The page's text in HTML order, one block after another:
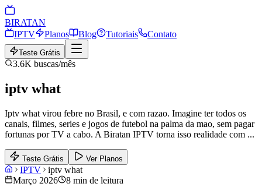
BIRATAN
IPTV
Planos Blog Tutoriais Contato
Teste Grátis
3.6K buscas/mês
iptv what
Iptv what virou febre no Brasil, e com razao. Imagine ter todos os
canais, filmes, series e jogos de futebol na palma da mao, sem pagar
fortunas por TV a cabo. A Biratan IPTV torna isso realidade com ...
Teste Grátis Ver Planos
IPTV
iptv what
Março 2026
8 min de leitura